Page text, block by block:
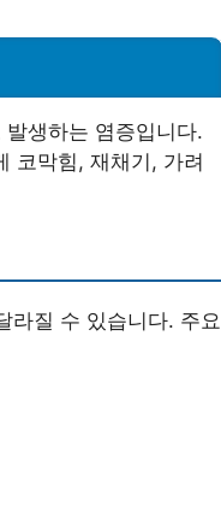
생하는 염증입니다.
코막힘, 재채기, 가려
라질 수 있습니다. 주요